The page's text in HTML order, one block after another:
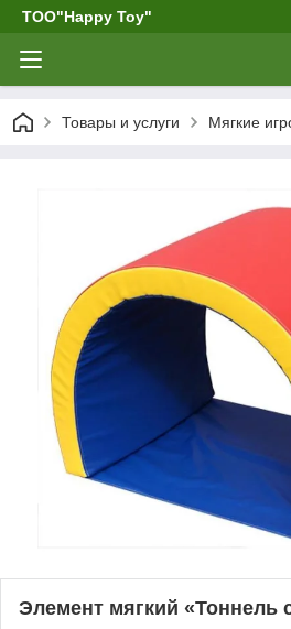
ТОО"Happy Toy"
Товары и услуги Мягкие
Элемент мягкий «Тоннель